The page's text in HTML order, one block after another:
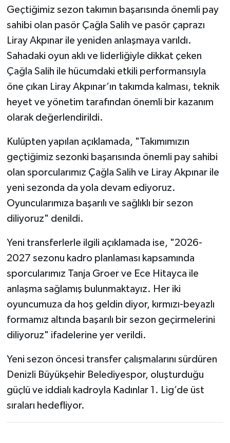
Geçtiğimiz sezon takımın başarısında önemli pay
sahibi olan pasör Çağla Salih ve pasör çaprazı
Liray Akpınar ile yeniden anlaşmaya varıldı.
Sahadaki oyun aklı ve liderliğiyle dikkat çeken
Çağla Salih ile hücumdaki etkili performansıyla
öne çıkan Liray Akpınar’ın takımda kalması, teknik
heyet ve yönetim tarafından önemli bir kazanım
olarak değerlendirildi.
Kulüpten yapılan açıklamada, "Takımımızın
geçtiğimiz sezonki başarısında önemli pay sahibi
olan sporcularımız Çağla Salih ve Liray Akpınar ile
yeni sezonda da yola devam ediyoruz.
Oyuncularımıza başarılı ve sağlıklı bir sezon
diliyoruz" denildi.
Yeni transferlerle ilgili açıklamada ise, "2026-
2027 sezonu kadro planlaması kapsamında
sporcularımız Tanja Groer ve Ece Hitayca ile
anlaşma sağlamış bulunmaktayız. Her iki
oyuncumuza da hoş geldin diyor, kırmızı-beyazlı
formamız altında başarılı bir sezon geçirmelerini
diliyoruz" ifadelerine yer verildi.
Yeni sezon öncesi transfer çalışmalarını sürdüren
Denizli Büyükşehir Belediyespor, oluşturduğu
güçlü ve iddialı kadroyla Kadınlar 1. Lig’de üst
sıraları hedefliyor.